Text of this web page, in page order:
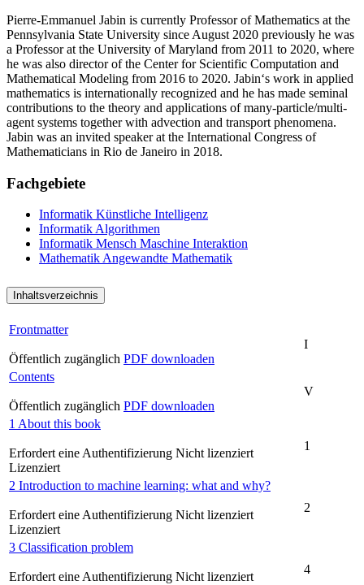
Pierre-Emmanuel Jabin is currently Professor of Mathematics at the
Pennsylvania State University since August 2020 previously he was
a Professor at the University of Maryland from 2011 to 2020, where
he was also director of the Center for Scientific Computation and
Mathematical Modeling from 2016 to 2020. Jabin‘s work in applied
mathematics is internationally recognized and he has made seminal
contributions to the theory and applications of many-particle/multi-
agent systems together with advection and transport phenomena.
Jabin was an invited speaker at the International Congress of
Mathematicians in Rio de Janeiro in 2018.
Fachgebiete
Informatik Künstliche Intelligenz
Informatik Algorithmen
Informatik Mensch Maschine Interaktion
Mathematik Angewandte Mathematik
Inhaltsverzeichnis
Frontmatter
Öffentlich zugänglich PDF downloaden
I
Contents
Öffentlich zugänglich PDF downloaden
V
1 About this book
Erfordert eine Authentifizierung Nicht lizenziert
Lizenziert
1
2 Introduction to machine learning: what and why?
Erfordert eine Authentifizierung Nicht lizenziert
Lizenziert
2
3 Classification problem
Erfordert eine Authentifizierung Nicht lizenziert
4